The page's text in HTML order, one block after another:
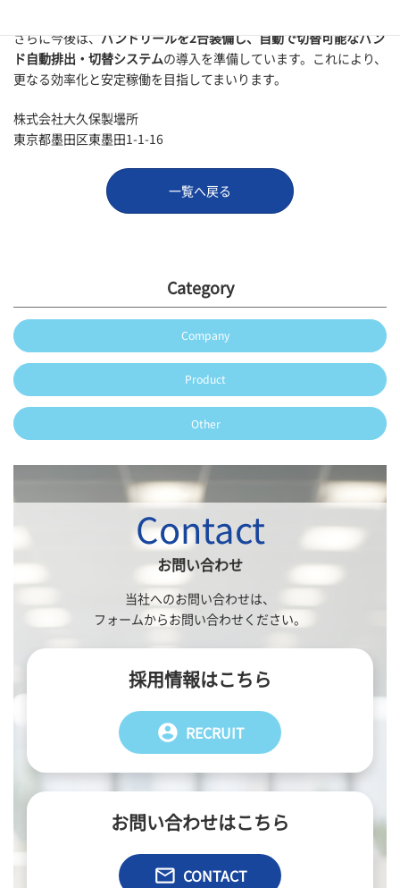
さらに今後は、バンドリールを2台装備し、自動で切替可能なバン
ド自動排出・切替システムの導入を準備しています。これにより、
更なる効率化と安定稼働を目指してまいります。
株式会社大久保製壜所
東京都墨田区東墨田1-1-16
一覧へ戻る
Category
Company
Product
Other
お問い合わせ
Contact
当社へのお問い合わせは、
フォームからお問い合わせください。
採用情報はこちら
account_circle RECRUIT
お問い合わせはこちら
email CONTACT